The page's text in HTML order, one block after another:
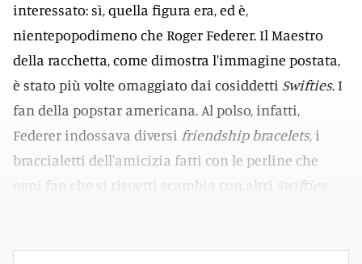
interessato: sì, quella figura era, ed è,
nientepopodimeno che Roger Federer. Il Maestro
della racchetta, come dimostra l'immagine postata,
è stato più volte omaggiato dai cosiddetti Swifties. I
fan della popstar americana. Al polso, infatti,
Federer indossava diversi friendship bracelets, i
braccialetti dell'amicizia fatti con le perline che
ogni fan che si rispetti scambia con altri Swifties